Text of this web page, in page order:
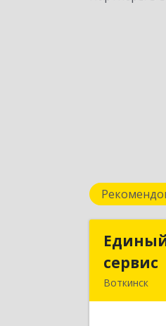
сервис
Воткинск